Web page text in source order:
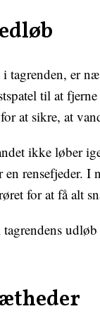
tagrenden, er
til at
at sikre, at
ikke løber
en rensefjeder.
for at få alt